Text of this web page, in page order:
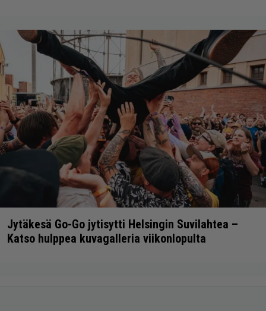
Jytäkesä Go-Go jytisytti Helsingin Suvilahtea –
Katso hulppea kuvagalleria viikonlopulta